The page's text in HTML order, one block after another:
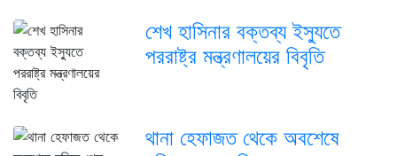
শেখ হাসিনার বক্তব্য ইস্যুতে
পররাষ্ট্র মন্ত্রণালয়ের বিবৃতি
থানা হেফাজত থেকে অবশেষে